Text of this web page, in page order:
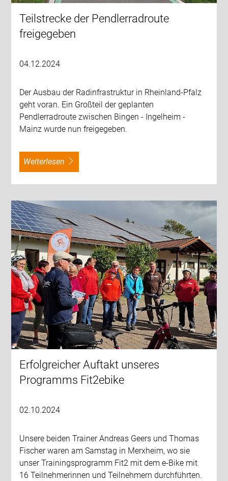
Teilstrecke der Pendlerradroute
freigegeben
04.12.2024
Der Ausbau der Radinfrastruktur in Rheinland-Pfalz
geht voran. Ein Großteil der geplanten
Pendlerradroute zwischen Bingen - Ingelheim -
Mainz wurde nun freigegeben.
weiterlesen
Erfolgreicher Auftakt unseres
Programms Fit2ebike
02.10.2024
Unsere beiden Trainer Andreas Geers und Thomas
Fischer waren am Samstag in Merxheim, wo sie
unser Trainingsprogramm Fit2 mit dem e-Bike mit
16 Teilnehmerinnen und Teilnehmern durchführten.